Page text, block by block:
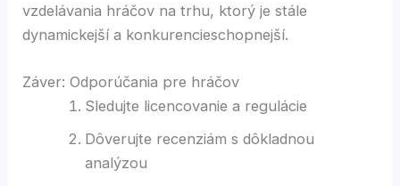
vzdelávania hráčov na trhu, ktorý je stále
dynamickejší a konkurencieschopnejší.
Záver: Odporúčania pre hráčov
Sledujte licencovanie a regulácie
Dôverujte recenziám s dôkladnou
analýzou